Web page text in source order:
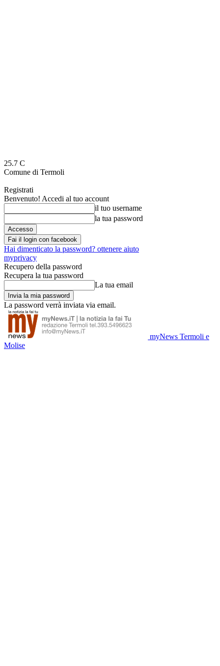
25.7 C
Comune di Termoli
Registrati
Benvenuto! Accedi al tuo account
il tuo username
la tua password
Fai il login con facebook
Hai dimenticato la password? ottenere aiuto
myprivacy
Recupero della password
Recupera la tua password
La tua email
La password verrà inviata via email.
myNews Termoli e
Molise